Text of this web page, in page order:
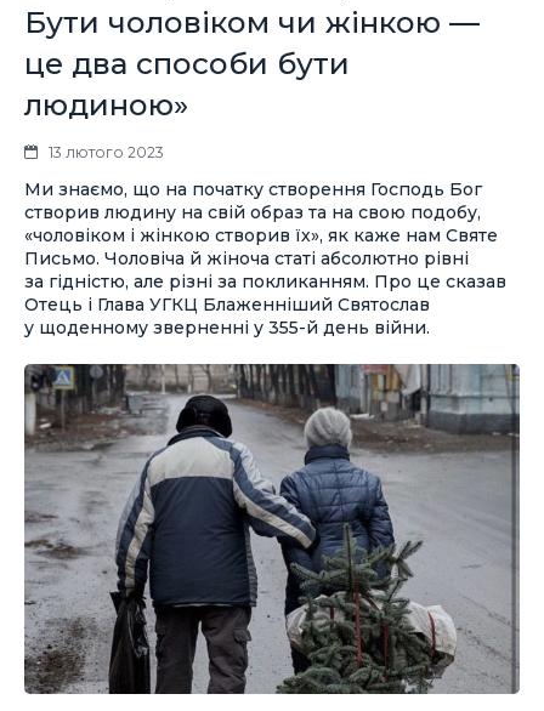
Бути чоловіком чи жінкою —
це два способи бути
людиною»
13 лютого 2023
Ми знаємо, що на початку створення Господь Бог
створив людину на свій образ та на свою подобу,
«чоловіком і жінкою створив їх», як каже нам Святе
Письмо. Чоловіча й жіноча статі абсолютно рівні
за гідністю, але різні за покликанням. Про це сказав
Отець і Глава УГКЦ Блаженніший Святослав
у щоденному зверненні у 355-й день війни.